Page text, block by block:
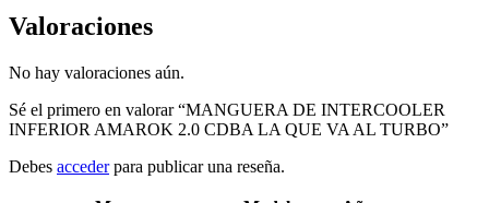
Valoraciones
No hay valoraciones aún.
Sé el primero en valorar “MANGUERA DE INTERCOOLER
INFERIOR AMAROK 2.0 CDBA LA QUE VA AL TURBO”
Debes accederpara publicar una reseña.